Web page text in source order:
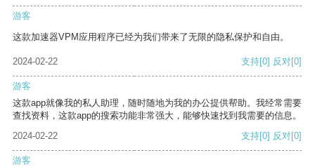
游客
这款加速器VPM应用程序已经为我们带来了无限的隐私保护和自由。
2024-02-22 支持[0] 反对[0]
游客
这款app就像我的私人助理，随时随地为我的办公提供帮助。我经常需要
查找资料，这款app的搜索功能非常强大，能够快速找到我需要的信息。
2024-02-22
支持[0] 反对[0]
游客